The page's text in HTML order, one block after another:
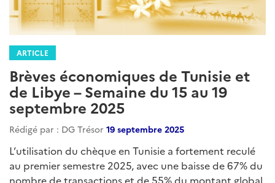
ARTICLE
Brèves économiques de Tunisie et
de Libye – Semaine du 15 au 19
septembre 2025
Rédigé par : DG Trésor 19 septembre 2025
L’utilisation du chèque en Tunisie a fortement reculé
au premier semestre 2025, avec une baisse de 67% du
nombre de transactions et de 55% du montant global